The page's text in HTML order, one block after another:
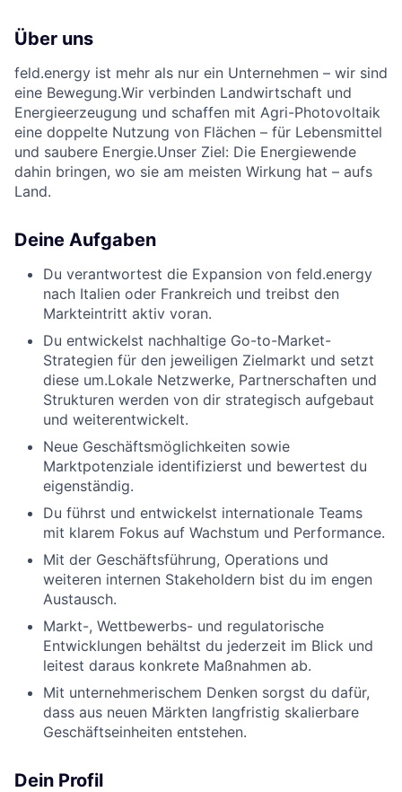
Über uns
feld.energy ist mehr als nur ein Unternehmen – wir sind
eine Bewegung.Wir verbinden Landwirtschaft und
Energieerzeugung und schaffen mit Agri-Photovoltaik
eine doppelte Nutzung von Flächen – für Lebensmittel
und saubere Energie.Unser Ziel: Die Energiewende
dahin bringen, wo sie am meisten Wirkung hat – aufs
Land.
Deine Aufgaben
Du verantwortest die Expansion von feld.energy
nach Italien oder Frankreich und treibst den
Markteintritt aktiv voran.
Du entwickelst nachhaltige Go-to-Market-
Strategien für den jeweiligen Zielmarkt und setzt
diese um.Lokale Netzwerke, Partnerschaften und
Strukturen werden von dir strategisch aufgebaut
und weiterentwickelt.
Neue Geschäftsmöglichkeiten sowie
Marktpotenziale identifizierst und bewertest du
eigenständig.
Du führst und entwickelst internationale Teams
mit klarem Fokus auf Wachstum und Performance.
Mit der Geschäftsführung, Operations und
weiteren internen Stakeholdern bist du im engen
Austausch.
Markt-, Wettbewerbs- und regulatorische
Entwicklungen behältst du jederzeit im Blick und
leitest daraus konkrete Maßnahmen ab.
Mit unternehmerischem Denken sorgst du dafür,
dass aus neuen Märkten langfristig skalierbare
Geschäftseinheiten entstehen.
Dein Profil